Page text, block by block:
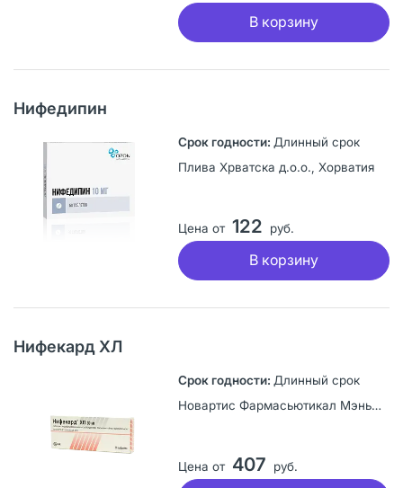
В корзину
Нифедипин
Длинный срок
Плива Хрватска д.о.о., Хорватия
Цена от 122 руб.
В корзину
Нифекард ХЛ
Длинный срок
Новартис Фармасьютикал Мэньюфекчуринг, Словения
Цена от 407 руб.